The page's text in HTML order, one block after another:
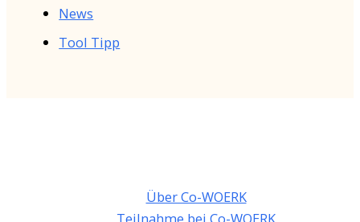
News
Tool Tipp
Über Co-WOERK
Teilnahme bei Co-WOERK